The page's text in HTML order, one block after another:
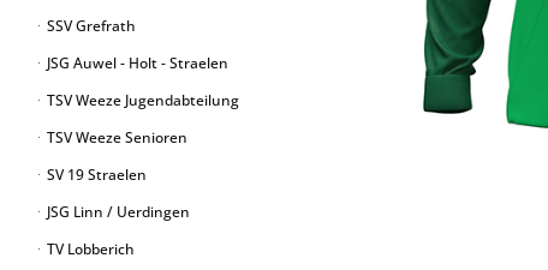
SSV Grefrath
JSG Auwel - Holt - Straelen
TSV Weeze Jugendabteilung
TSV Weeze Senioren
SV 19 Straelen
JSG Linn / Uerdingen
TV Lobberich